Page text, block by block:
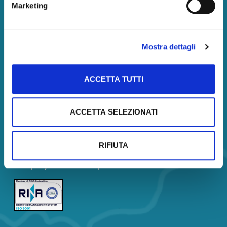
Marketing
Mostra dettagli
ACCETTA TUTTI
ACCETTA SELEZIONATI
RIFIUTA
Corsi
Certificazione
Analisi di Mercato
Borsa Immobiliare
Company Profile
Company Profile Description